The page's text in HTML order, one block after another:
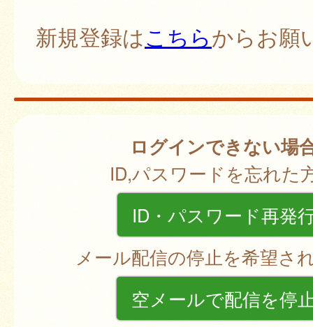
新規登録はこちらからお願
ログインできない場
ID,パスワードを忘れた
ID・パスワード再発
メール配信の停止を希望さ
空メールで配信を停